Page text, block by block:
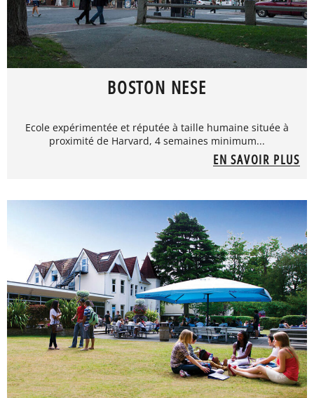
BOSTON NESE
Ecole expérimentée et réputée à taille humaine située à
proximité de Harvard, 4 semaines minimum...
EN SAVOIR PLUS